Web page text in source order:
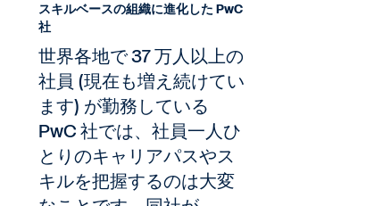
スキルベースの組織に進化した PwC
社
世界各地で 37 万人以上の
社員 (現在も増え続けてい
ます) が勤務している
PwC 社では、社員一人ひ
とりのキャリアパスやス
キルを把握するのは大変